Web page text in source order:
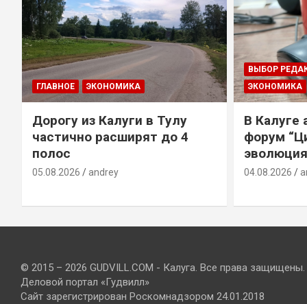
ГЛАВНОЕ ЭКОНОМИКА
Дорогу из Калуги в Тулу
частично расширят до 4
полос
05.08.2026 andrey
ВЫБОР
ЭКОНОМИКА
В Калуге
форум
04.08.2026
© 2015 – 2026 GUDVILL.COM - Калуга. Все права защищены.
Деловой портал «Гудвилл»
Сайт зарегистрирован Роскомнадзором 24.01.2018